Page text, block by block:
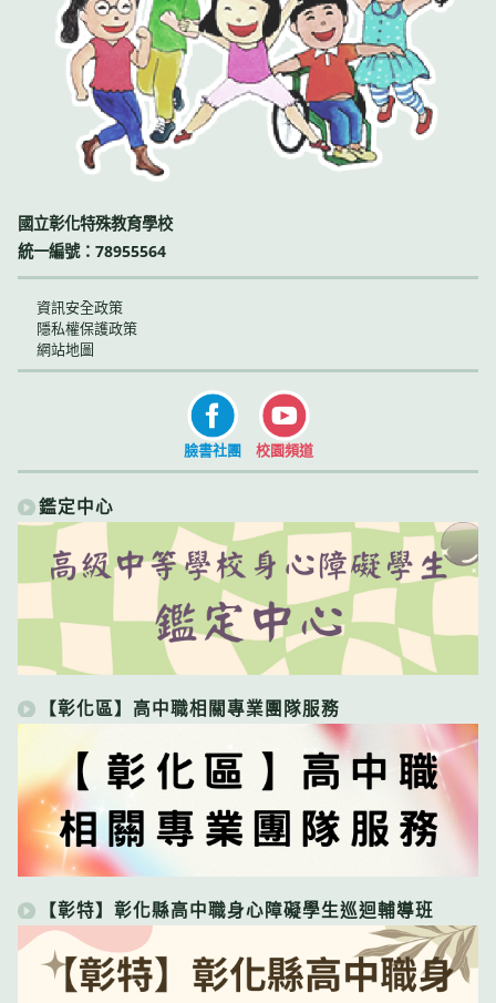
國立彰化特殊教育學校
統一編號：78955564
資訊安全政策
隱私權保護政策
網站地圖
臉書社團 校園頻道
鑑定中心
【彰化區】高中職相關專業團隊服務
【彰特】彰化縣高中職身心障礙學生巡迴輔導班